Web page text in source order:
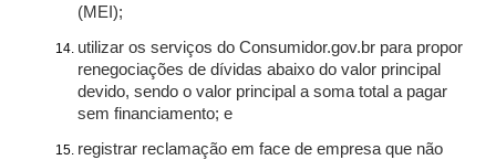
(MEI);
utilizar os serviços do Consumidor.gov.br para propor
renegociações de dívidas abaixo do valor principal
devido, sendo o valor principal a soma total a pagar
sem financiamento; e
registrar reclamação em face de empresa que não